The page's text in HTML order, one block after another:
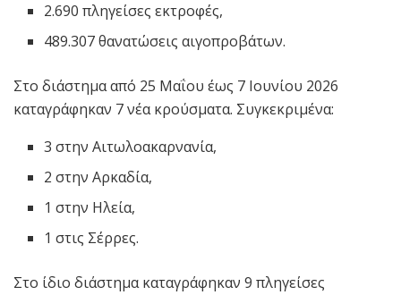
2.690 πληγείσες εκτροφές,
489.307 θανατώσεις αιγοπροβάτων.
Στο διάστημα από 25 Μαΐου έως 7 Ιουνίου 2026
καταγράφηκαν 7 νέα κρούσματα. Συγκεκριμένα:
3 στην Αιτωλοακαρνανία,
2 στην Αρκαδία,
1 στην Ηλεία,
1 στις Σέρρες.
Στο ίδιο διάστημα καταγράφηκαν 9 πληγείσες